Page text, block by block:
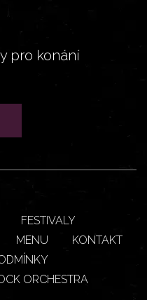
pro konání
FESTIVALY
MENU
KONTAKT
ORCHESTRA